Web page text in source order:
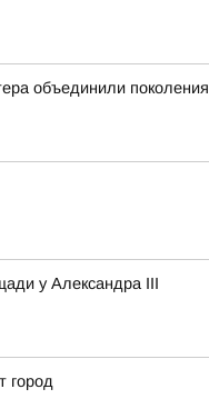
объединили поколения
у Александра III
город